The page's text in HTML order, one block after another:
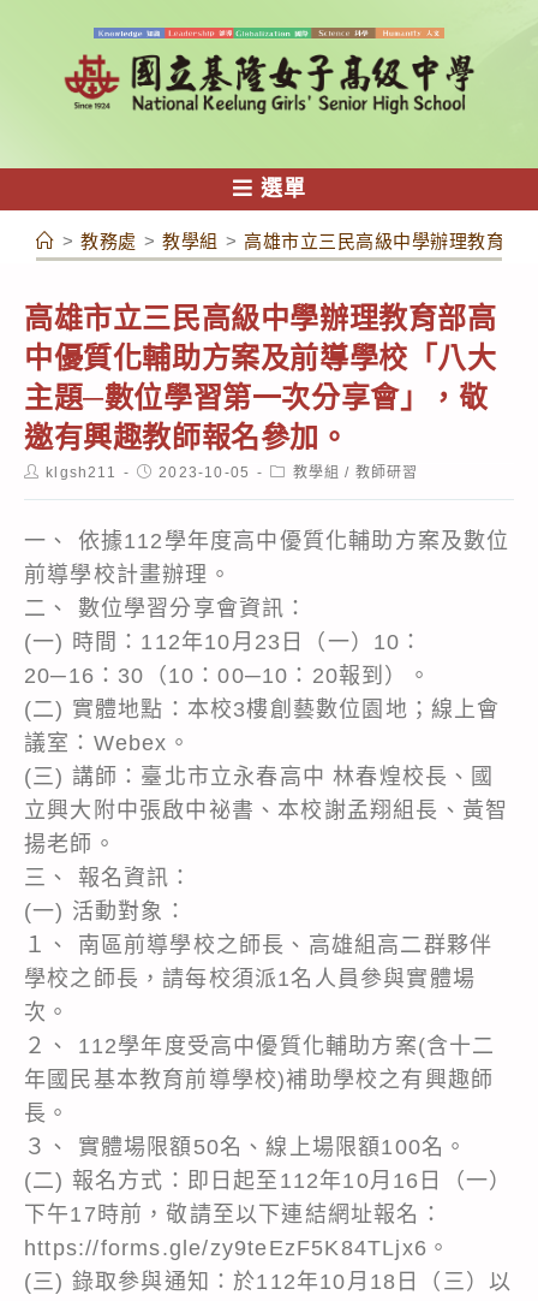
容
選單
> 教務處 > 教學組 > 高雄市立三民高級中學辦理教育部
高雄市立三民高級中學辦理教育部高
中優質化輔助方案及前導學校「八大
主題─數位學習第一次分享會」，敬
邀有興趣教師報名參加。
Postklgsh211
Post2023-10-05
Post教學組 / 教師研習
一、 依據112學年度高中優質化輔助方案及數位
前導學校計畫辦理。
二、 數位學習分享會資訊：
(一) 時間：112年10月23日（一）10：
20─16：30（10：00─10：20報到）。
(二) 實體地點：本校3樓創藝數位園地；線上會
議室：Webex。
(三) 講師：臺北市立永春高中 林春煌校長、國
立興大附中張啟中祕書、本校謝孟翔組長、黃智
揚老師。
三、 報名資訊：
(一) 活動對象：
１、 南區前導學校之師長、高雄組高二群夥伴
學校之師長，請每校須派1名人員參與實體場
次。
２、 112學年度受高中優質化輔助方案(含十二
年國民基本教育前導學校)補助學校之有興趣師
長。
３、 實體場限額50名、線上場限額100名。
(二) 報名方式：即日起至112年10月16日（一）
下午17時前，敬請至以下連結網址報名：
https://forms.gle/zy9teEzF5K84TLjx6。
(三) 錄取參與通知：於112年10月18日（三）以